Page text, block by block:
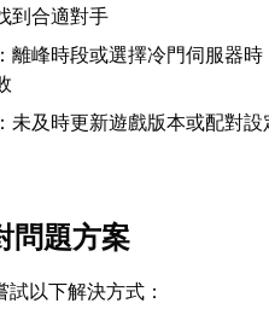
到合適對手
：離峰時段或選擇冷門伺服器
：未及時更新遊戲版本或配對
問題方案
以下解決方式：